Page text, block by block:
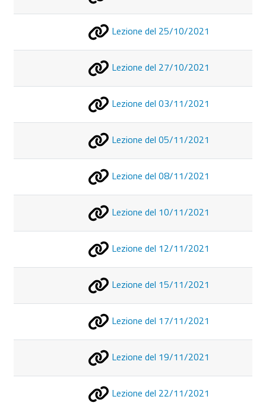
Lezione del 25/10/2021
Lezione del 27/10/2021
Lezione del 03/11/2021
Lezione del 05/11/2021
Lezione del 08/11/2021
Lezione del 10/11/2021
Lezione del 12/11/2021
Lezione del 15/11/2021
Lezione del 17/11/2021
Lezione del 19/11/2021
Lezione del 22/11/2021